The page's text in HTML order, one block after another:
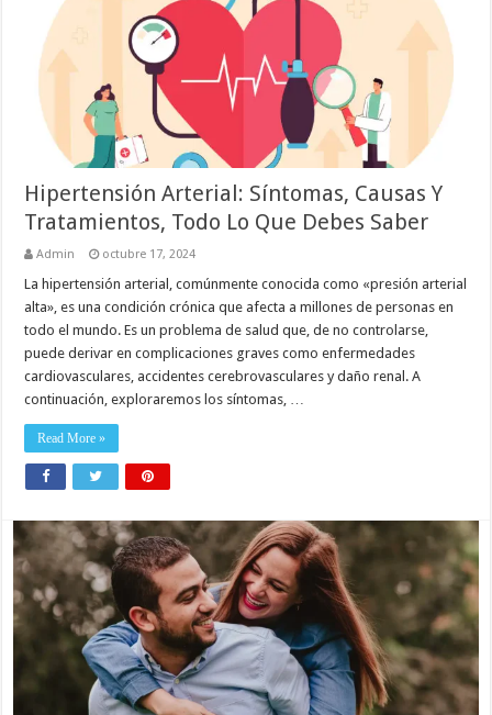
Hipertensión Arterial: Síntomas, Causas Y
Tratamientos, Todo Lo Que Debes Saber
Admin octubre 17, 2024
La hipertensión arterial, comúnmente conocida como «presión arterial
alta», es una condición crónica que afecta a millones de personas en
todo el mundo. Es un problema de salud que, de no controlarse,
puede derivar en complicaciones graves como enfermedades
cardiovasculares, accidentes cerebrovasculares y daño renal. A
continuación, exploraremos los síntomas, …
Read More »